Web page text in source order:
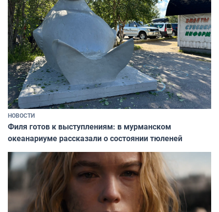
НОВОСТИ
Филя готов к выступлениям: в мурманском
океанариуме рассказали о состоянии тюленей